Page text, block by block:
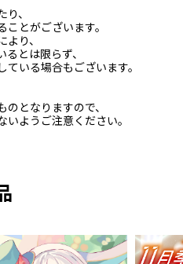
、
とがございます。
り、
とは限らず、
いる場合もございます。
となりますので、
ようご注意ください。